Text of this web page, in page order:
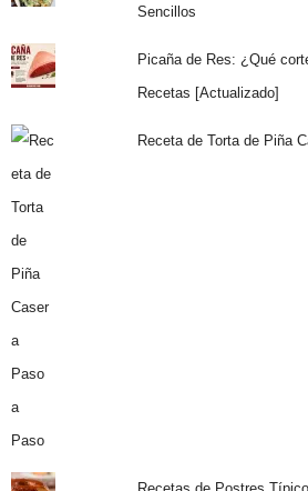
Sencillos
Picaña de Res: ¿Qué
Recetas [Actualizado]
Receta de Torta de Piña